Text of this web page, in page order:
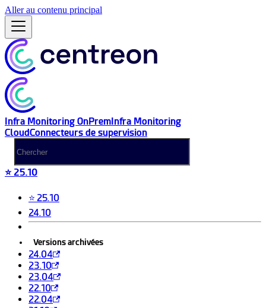
Aller au contenu principal
Infra Monitoring OnPremInfra Monitoring
CloudConnecteurs de supervision
⭐ 25.10
⭐ 25.10
24.10
Versions archivées
24.04
23.10
23.04
22.10
22.04